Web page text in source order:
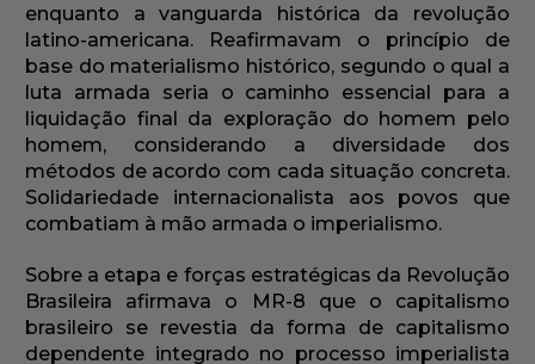
enquanto a vanguarda histórica da revolução
latino-americana. Reafirmavam o princípio de
base do materialismo histórico, segundo o qual a
luta armada seria o caminho essencial para a
liquidação final da exploração do homem pelo
homem, considerando a diversidade dos
métodos de acordo com cada situação concreta.
Solidariedade internacionalista aos povos que
combatiam à mão armada o imperialismo.
Sobre a etapa e forças estratégicas da Revolução
Brasileira afirmava o MR-8 que o capitalismo
brasileiro se revestia da forma de capitalismo
dependente integrado no processo imperialista